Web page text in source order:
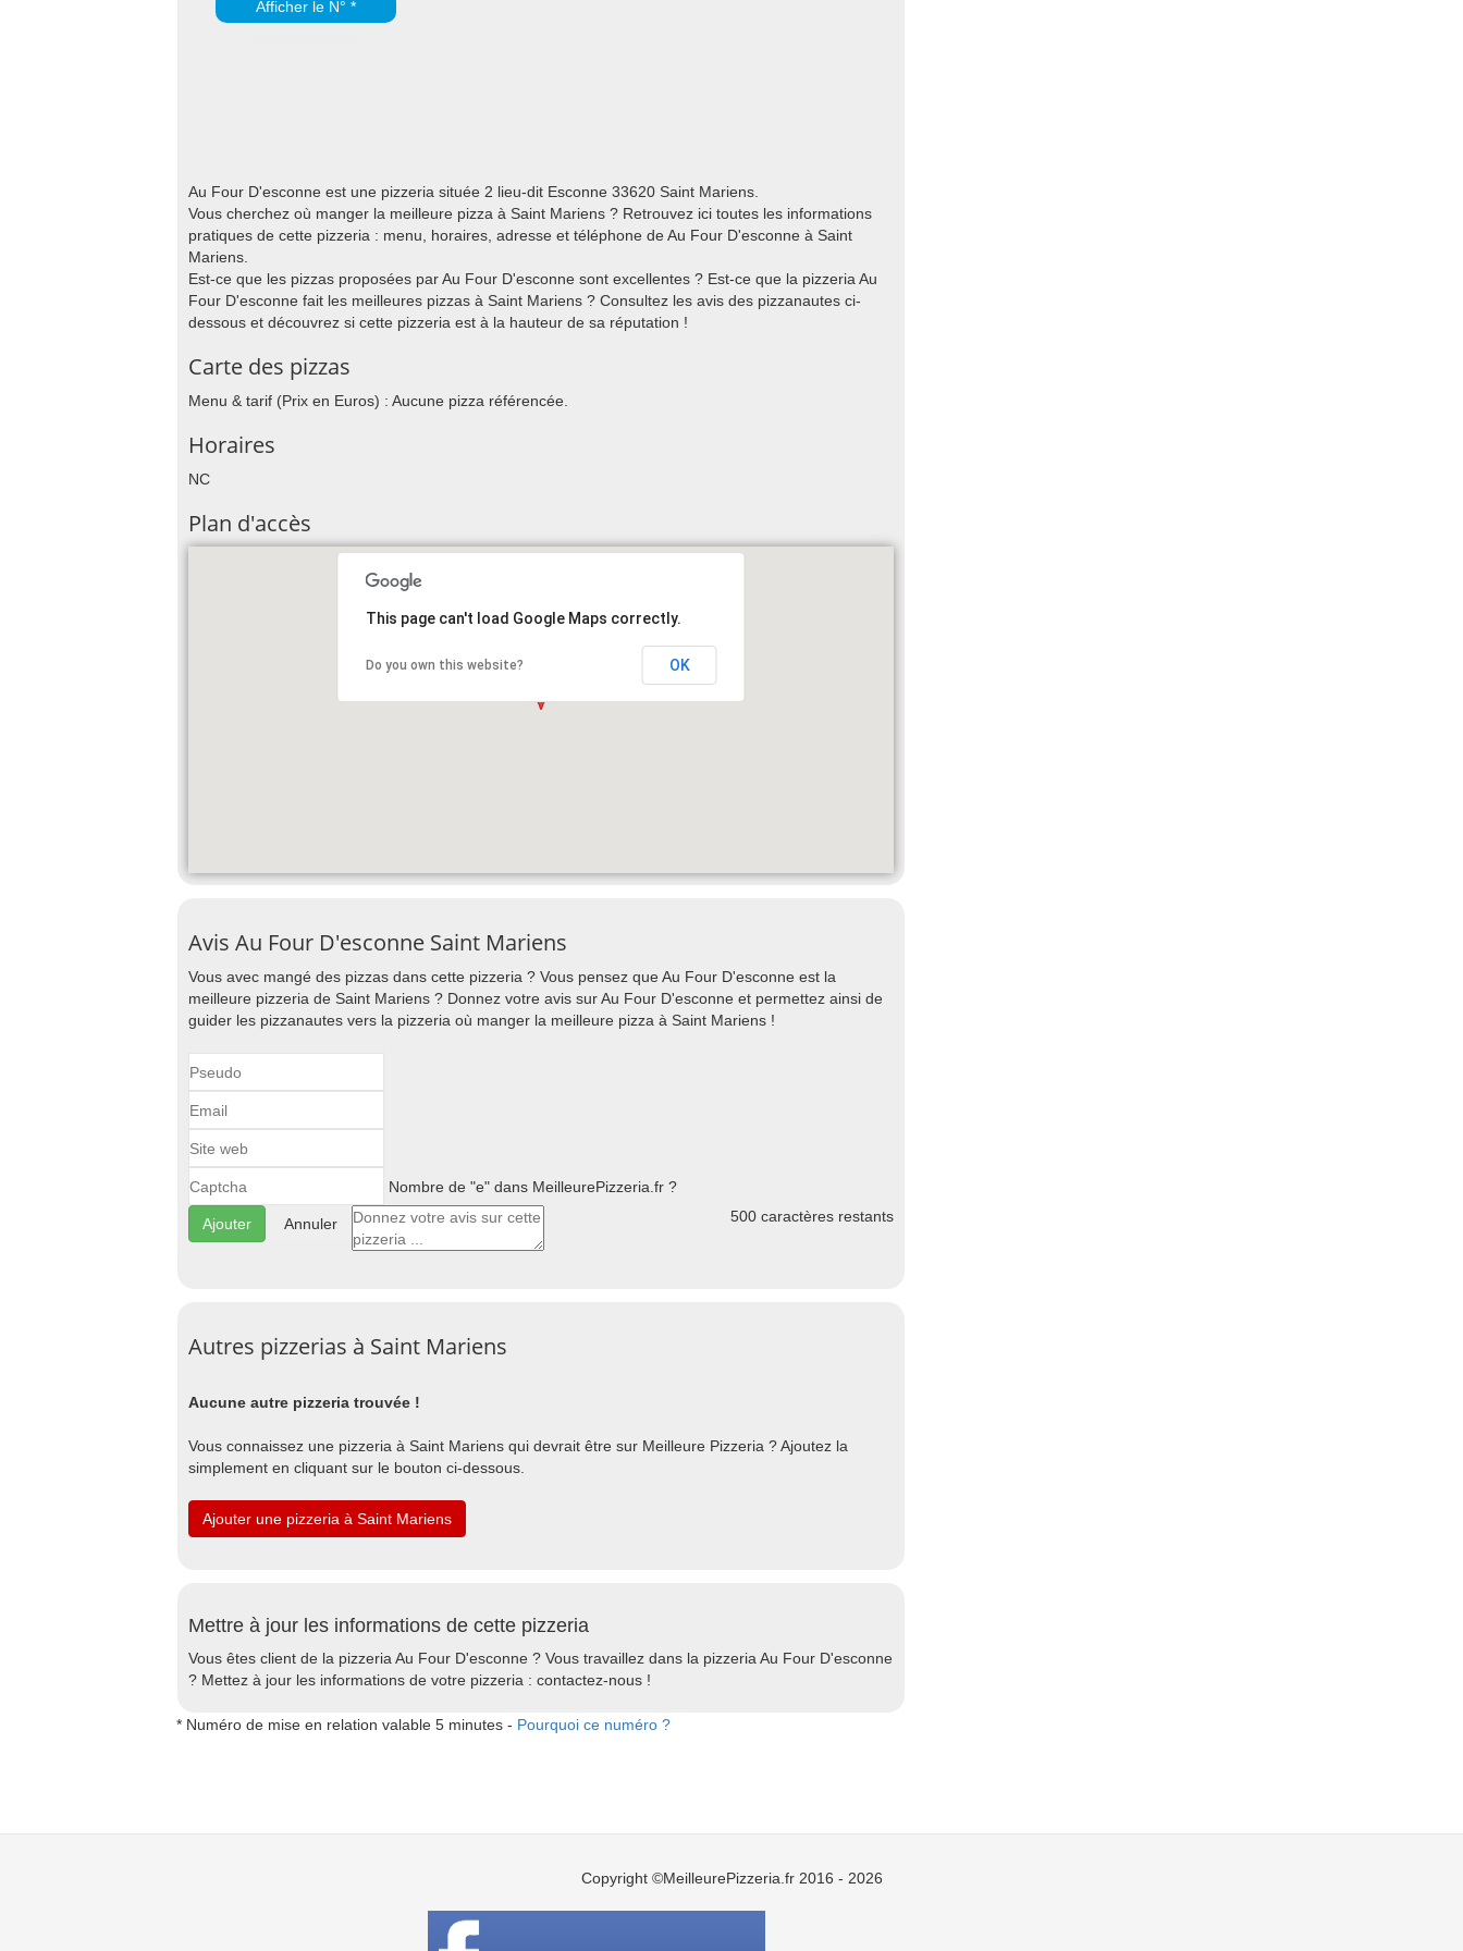
Afficher le N° *
Au Four D'esconne est une pizzeria située 2 lieu-dit Esconne 33620 Saint Mariens.
Vous cherchez où manger la meilleure pizza à Saint Mariens ? Retrouvez ici toutes les informations
pratiques de cette pizzeria : menu, horaires, adresse et téléphone de Au Four D'esconne à Saint
Mariens.
Est-ce que les pizzas proposées par Au Four D'esconne sont excellentes ? Est-ce que la pizzeria Au
Four D'esconne fait les meilleures pizzas à Saint Mariens ? Consultez les avis des pizzanautes ci-
dessous et découvrez si cette pizzeria est à la hauteur de sa réputation !
Carte des pizzas
Menu & tarif (Prix en Euros) : Aucune pizza référencée.
Horaires
NC
Plan d'accès
This page can't load Google Maps correctly.
Do you own this website? OK
Avis Au Four D'esconne Saint Mariens
Vous avec mangé des pizzas dans cette pizzeria ? Vous pensez que Au Four D'esconne est la
meilleure pizzeria de Saint Mariens ? Donnez votre avis sur Au Four D'esconne et permettez ainsi de
guider les pizzanautes vers la pizzeria où manger la meilleure pizza à Saint Mariens !
Nombre de "e" dans MeilleurePizzeria.fr ?
Annuler 500 caractères restants
Autres pizzerias à Saint Mariens
Aucune autre pizzeria trouvée !
Vous connaissez une pizzeria à Saint Mariens qui devrait être sur Meilleure Pizzeria ? Ajoutez la
simplement en cliquant sur le bouton ci-dessous.
Ajouter une pizzeria à Saint Mariens
Mettre à jour les informations de cette pizzeria
Vous êtes client de la pizzeria Au Four D'esconne ? Vous travaillez dans la pizzeria Au Four D'esconne
? Mettez à jour les informations de votre pizzeria : contactez-nous !
* Numéro de mise en relation valable 5 minutes - Pourquoi ce numéro ?
Copyright ©MeilleurePizzeria.fr 2016 - 2026